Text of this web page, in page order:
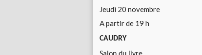
Jeudi 20 novembre
A partir de 19 h
CAUDRY